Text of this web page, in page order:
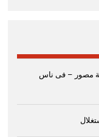
مصور – فى ناس